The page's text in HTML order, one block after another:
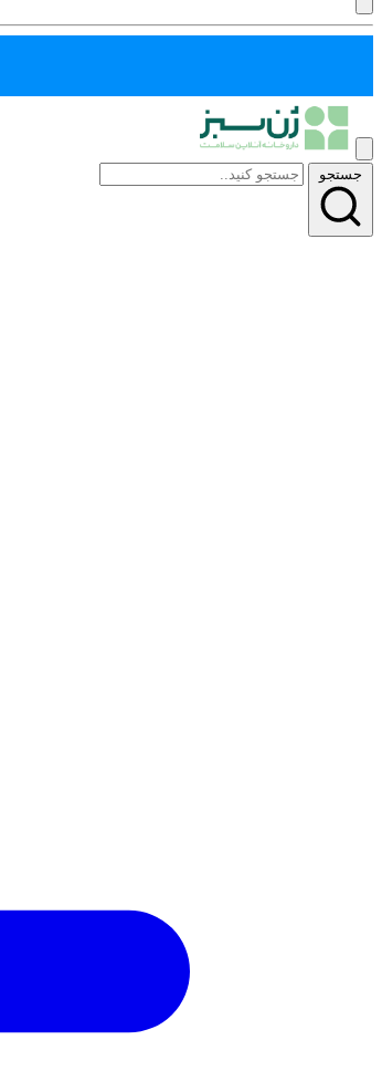
جستجو